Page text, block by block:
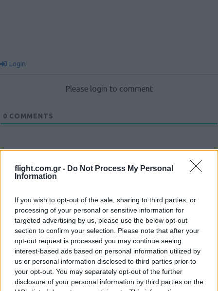
flight.com.gr - Do Not Process My Personal
Information
If you wish to opt-out of the sale, sharing to third parties, or
processing of your personal or sensitive information for
targeted advertising by us, please use the below opt-out
section to confirm your selection. Please note that after your
opt-out request is processed you may continue seeing
interest-based ads based on personal information utilized by
us or personal information disclosed to third parties prior to
your opt-out. You may separately opt-out of the further
disclosure of your personal information by third parties on the
Ροή Ειδήσεων
ΑΝΑΛΥΣΗ: Η Ευρώπη χτίζει τον δικό
της πολυεπίπεδο «Θόλο» αεράμυνας – οι
προκλήσεις για την Ελλάδα
Login
Please login to comment
0 COMMENTS